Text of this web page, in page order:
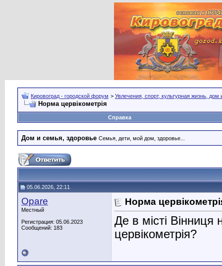
Кировоград - городской форум > Увлечения, спорт, культурная жизнь, дом
Норма цервікометрія
Справка
Дом и семья, здоровье Семья, дети, мой дом, здоровье...
05.06.2026, 22:11
Opare
Местный
Регистрация: 05.06.2023
Сообщений: 183
Норма
Де в місті Вінниця
цервікометрія?